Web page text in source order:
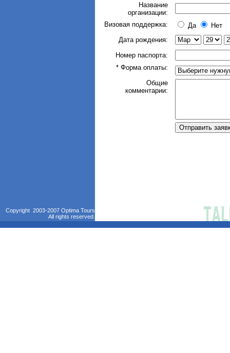
Название
организации:
Визовая поддержка:
Да
Нет
Дата рождения:
Номер паспорта:
* Форма оплаты:
Общие
комментарии:
Copyright 2003-2007 Optima Tours
All rights reserved.